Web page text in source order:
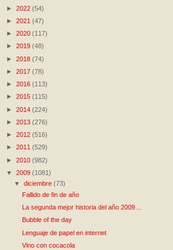
► 2022 (54)
► 2021 (47)
► 2020 (117)
► 2019 (48)
► 2018 (74)
► 2017 (78)
► 2016 (113)
► 2015 (115)
► 2014 (224)
► 2013 (276)
► 2012 (516)
► 2011 (529)
► 2010 (982)
▼ 2009 (1081)
▼diciembre(73)
Fallido de fin de año
La segunda mejor historia del año 2009…
Bubble of the day
Lenguaje de papel en internet
Vino con cocacola